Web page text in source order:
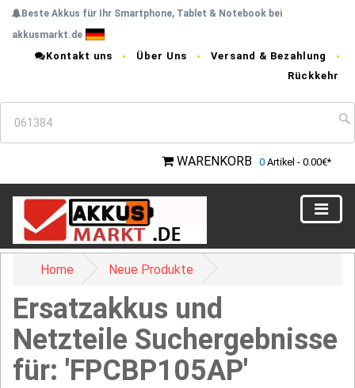
Beste Akkus für Ihr Smartphone, Tablet & Notebook bei
akkusmarkt.de
Kontakt uns Über Uns
Versand & Bezahlung
Rückkehr
WARENKORB 0 Artikel - 0.00€*
Home Neue Produkte
Ersatzakkus und
Netzteile Suchergebnisse
für: 'FPCBP105AP'